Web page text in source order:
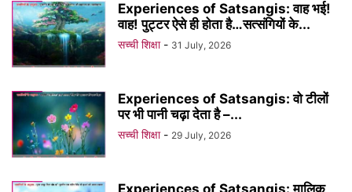
Experiences of Satsangis: वाह भई!
वाह! पुट्टर ऐसे ही होता है…सत्संगियों के...
सच्ची शिक्षा - 31 July, 2026
Experiences of Satsangis: वो टीलों
पर भी पानी चढ़ा देता है –...
सच्ची शिक्षा - 29 July, 2026